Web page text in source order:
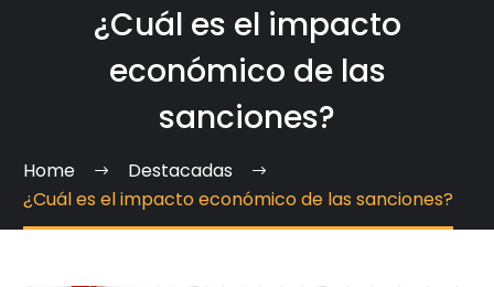
¿Cuál es el impacto
económico de las
sanciones?
Home
Destacadas
¿Cuál es el impacto económico de las sanciones?